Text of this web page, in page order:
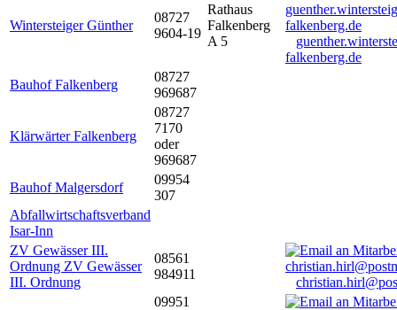
Wintersteiger Günther
08727
9604-19
Rathaus
Falkenberg
A 5
falkenberg.de
Bauhof Falkenberg
08727
969687
Klärwärter Falkenberg
08727
7170
oder
969687
Bauhof Malgersdorf
09954
307
Abfallwirtschaftsverband
Isar-Inn
ZV Gewässer III.
Ordnung ZV Gewässer
III. Ordnung
08561
984911
09951